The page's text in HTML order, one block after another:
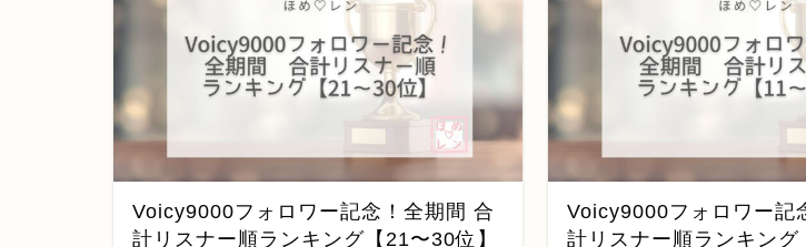
Voicy9000フォロワー記念！全期間 合
計リスナー順ランキング【21〜30位】
Voicy9000フォロワー記
計リスナー順ランキング